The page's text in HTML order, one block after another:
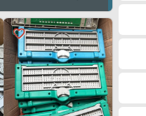
favorite_border